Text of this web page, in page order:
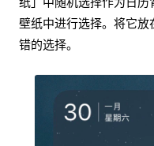
壁纸中进行选择。将它
错的选择。